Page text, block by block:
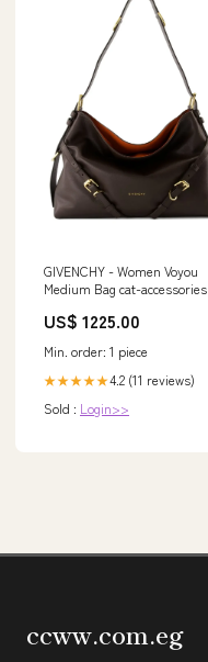
GIVENCHY - Women Voyou
Medium Bag cat-accessories
US$ 1225.00
Min. order: 1 piece
★★★★★4.2 (11 reviews)
Sold : Login>>
ccww.com.eg